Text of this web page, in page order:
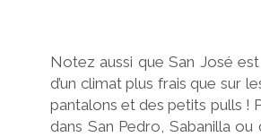
Notez aussi que San José
d’un climat plus frais que sur
pantalons et des petits pulls !
dans San Pedro, Sabanilla